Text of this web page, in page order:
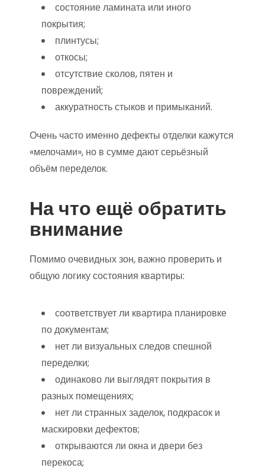
состояние ламината или иного
покрытия;
плинтусы;
откосы;
отсутствие сколов, пятен и
повреждений;
аккуратность стыков и примыканий.
Очень часто именно дефекты отделки кажутся
«мелочами», но в сумме дают серьёзный
объём переделок.
На что ещё обратить
внимание
Помимо очевидных зон, важно проверить и
общую логику состояния квартиры:
соответствует ли квартира планировке
по документам;
нет ли визуальных следов спешной
переделки;
одинаково ли выглядят покрытия в
разных помещениях;
нет ли странных заделок, подкрасок и
маскировки дефектов;
открываются ли окна и двери без
перекоса;